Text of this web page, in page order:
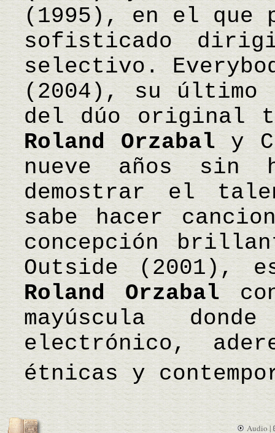
(1995), en el que
sofisticado
selectivo.
(2004), su
del dúo original
Roland Orzabaly
nueve años sin
demostrar el
sabe hacer
concepción
Outside (2001),
Roland Orzabal
mayúscula
electrónico,
étnicas y
Audio |